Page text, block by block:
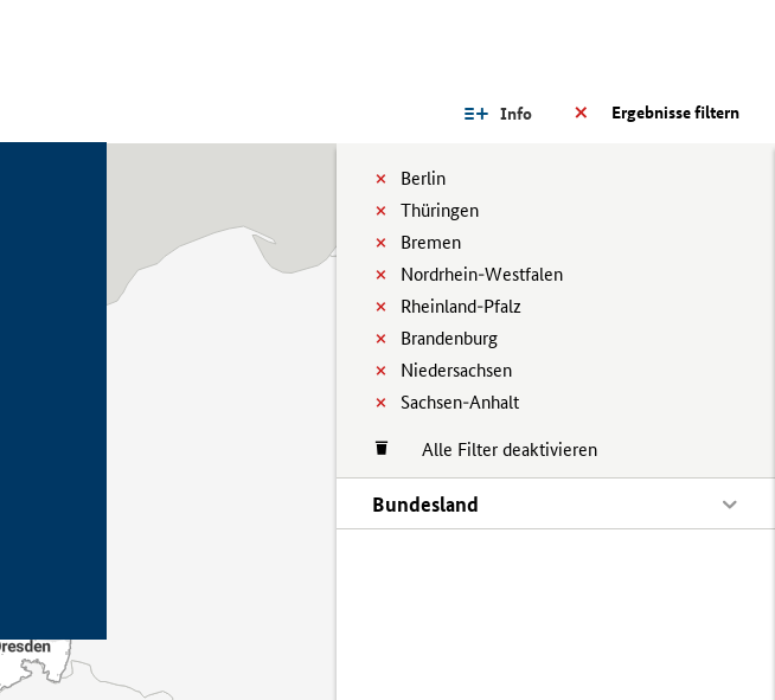
Ergebnisse filtern
Info
Berlin
Thüringen
Bremen
Nordrhein-Westfalen
Rheinland-Pfalz
Brandenburg
Niedersachsen
Sachsen-Anhalt
Alle Filter deaktivieren
Bundesland